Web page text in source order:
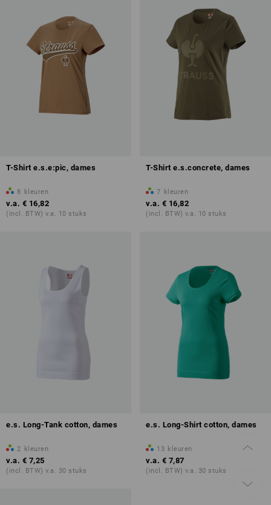
T-Shirt e.s.e:pic, dames
8 kleuren
v.a. € 16,82
(incl. BTW) v.a. 10 stuks
T-Shirt e.s.concrete, dames
7 kleuren
v.a. € 16,82
(incl. BTW) v.a. 10 stuks
e.s. Long-Tank cotton, dames
2 kleuren
v.a. € 7,25
(incl. BTW) v.a. 30 stuks
e.s. Long-Shirt cotton, dames
13 kleuren
v.a. € 7,87
(incl. BTW) v.a. 30 stuks